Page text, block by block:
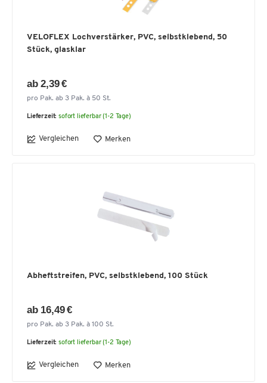
VELOFLEX Lochverstärker, PVC, selbstklebend, 50
Stück, glasklar
ab 2,39 €
pro Pak. ab 3 Pak. à 50 St.
Lieferzeit: sofort lieferbar (1-2 Tage)
Vergleichen Merken
Abheftstreifen, PVC, selbstklebend, 100 Stück
ab 16,49 €
pro Pak. ab 3 Pak. à 100 St.
Lieferzeit: sofort lieferbar (1-2 Tage)
Vergleichen Merken